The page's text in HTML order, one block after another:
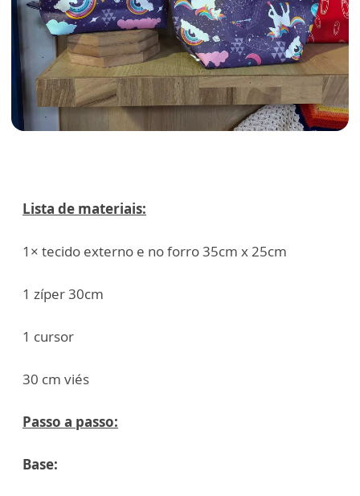
Lista de materiais:
1× tecido externo e no forro 35cm x 25cm
1 zíper 30cm
1 cursor
30 cm viés
Passo a passo:
Base: